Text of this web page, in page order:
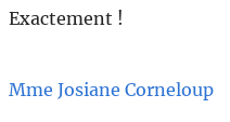
Exactement !
Mme Josiane Corneloup